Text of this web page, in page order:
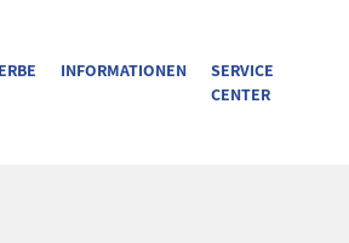
INFORMATIONEN
SERVICE
CENTER